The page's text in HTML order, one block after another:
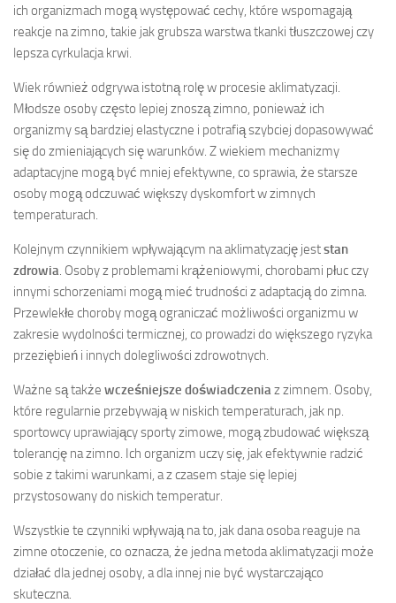
ich organizmach mogą występować cechy, które wspomagają
reakcje na zimno, takie jak grubsza warstwa tkanki tłuszczowej czy
lepsza cyrkulacja krwi.
Wiek również odgrywa istotną rolę w procesie aklimatyzacji.
Młodsze osoby często lepiej znoszą zimno, ponieważ ich
organizmy są bardziej elastyczne i potrafią szybciej dopasowywać
się do zmieniających się warunków. Z wiekiem mechanizmy
adaptacyjne mogą być mniej efektywne, co sprawia, że starsze
osoby mogą odczuwać większy dyskomfort w zimnych
temperaturach.
Kolejnym czynnikiem wpływającym na aklimatyzację jeststan
zdrowia. Osoby z problemami krążeniowymi, chorobami płuc czy
innymi schorzeniami mogą mieć trudności z adaptacją do zimna.
Przewlekłe choroby mogą ograniczać możliwości organizmu w
zakresie wydolności termicznej, co prowadzi do większego ryzyka
przeziębień i innych dolegliwości zdrowotnych.
Ważne są także wcześniejsze doświadczeniaz zimnem. Osoby,
które regularnie przebywają w niskich temperaturach, jak np.
sportowcy uprawiający sporty zimowe, mogą zbudować większą
tolerancję na zimno. Ich organizm uczy się, jak efektywnie radzić
sobie z takimi warunkami, a z czasem staje się lepiej
przystosowany do niskich temperatur.
Wszystkie te czynniki wpływają na to, jak dana osoba reaguje na
zimne otoczenie, co oznacza, że jedna metoda aklimatyzacji może
działać dla jednej osoby, a dla innej nie być wystarczająco
skuteczna.